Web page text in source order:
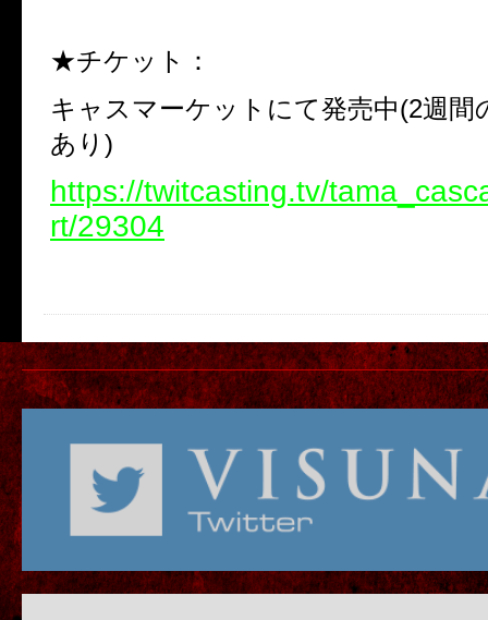
★チケット：
キャスマーケットにて発売中(2週間
あり)
https://twitcasting.tv/
rt/29304